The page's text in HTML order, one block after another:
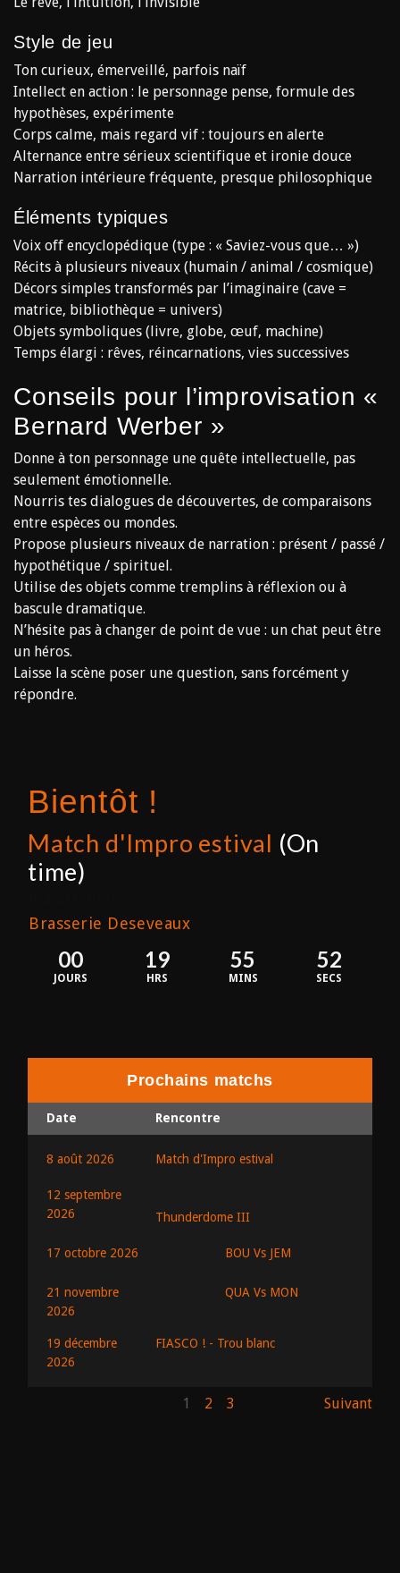
Style de jeu
Ton curieux, émerveillé, parfois naïf
Intellect en action : le personnage pense, formule des
hypothèses, expérimente
Corps calme, mais regard vif : toujours en alerte
Alternance entre sérieux scientifique et ironie douce
Narration intérieure fréquente, presque philosophique
Éléments typiques
Voix off encyclopédique (type : « Saviez-vous que… »)
Récits à plusieurs niveaux (humain / animal / cosmique)
Décors simples transformés par l’imaginaire (cave =
matrice, bibliothèque = univers)
Objets symboliques (livre, globe, œuf, machine)
Temps élargi : rêves, réincarnations, vies successives
Conseils pour l’improvisation «
Bernard Werber »
Donne à ton personnage une quête intellectuelle, pas
seulement émotionnelle.
Nourris tes dialogues de découvertes, de comparaisons
entre espèces ou mondes.
Propose plusieurs niveaux de narration : présent / passé /
hypothétique / spirituel.
Utilise des objets comme tremplins à réflexion ou à
bascule dramatique.
N’hésite pas à changer de point de vue : un chat peut être
un héros.
Laisse la scène poser une question, sans forcément y
répondre.
Bientôt !
Match d'Impro estival (On
time)
Brasserie Deseveaux
00
JOURS
19
HRS
55
MINS
51
SECS
Prochains matchs
Date Rencontre
8 août 2026 Match d'Impro estival
12 septembre
2026
Thunderdome III
17 octobre 2026 BOU Vs JEM
21 novembre
2026
QUA Vs MON
19 décembre
2026
FIASCO ! - Trou blanc
1 2 3 Suivant